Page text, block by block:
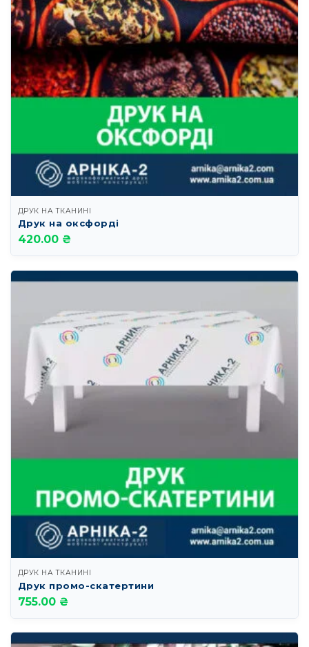
ДРУК НА ТКАНИНІ
Друк на оксфорді
420.00 ₴
ДРУК НА ТКАНИНІ
Друк промо-скатертини
755.00 ₴